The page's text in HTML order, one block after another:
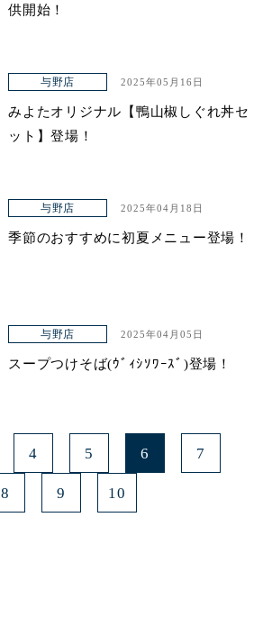
供開始！
与野店 2025年05月16日
みよたオリジナル【鴨山椒しぐれ丼セ
ット】登場！
与野店 2025年04月18日
季節のおすすめに初夏メニュー登場！
与野店 2025年04月05日
スープつけそば(ｳﾞｨｼｿﾜｰｽﾞ)登場！
4 5 6 7
8 9 10